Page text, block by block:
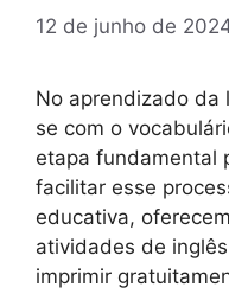
12 de junho de
No aprendizado da
se com o
etapa fundamental
facilitar esse
educativa,
atividades de
imprimir